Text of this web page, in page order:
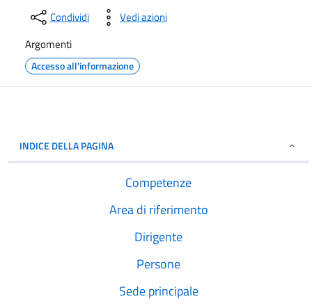
Condividi
Vedi azioni
Argomenti
Accesso all'informazione
INDICE DELLA PAGINA
Competenze
Area di riferimento
Dirigente
Persone
Sede principale